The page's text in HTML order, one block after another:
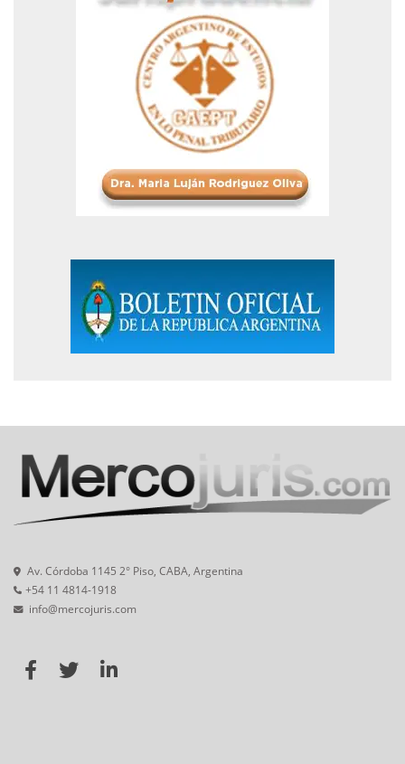
Av. Córdoba 1145 2° Piso, CABA, Argentina
+54 11 4814-1918
info@mercojuris.com